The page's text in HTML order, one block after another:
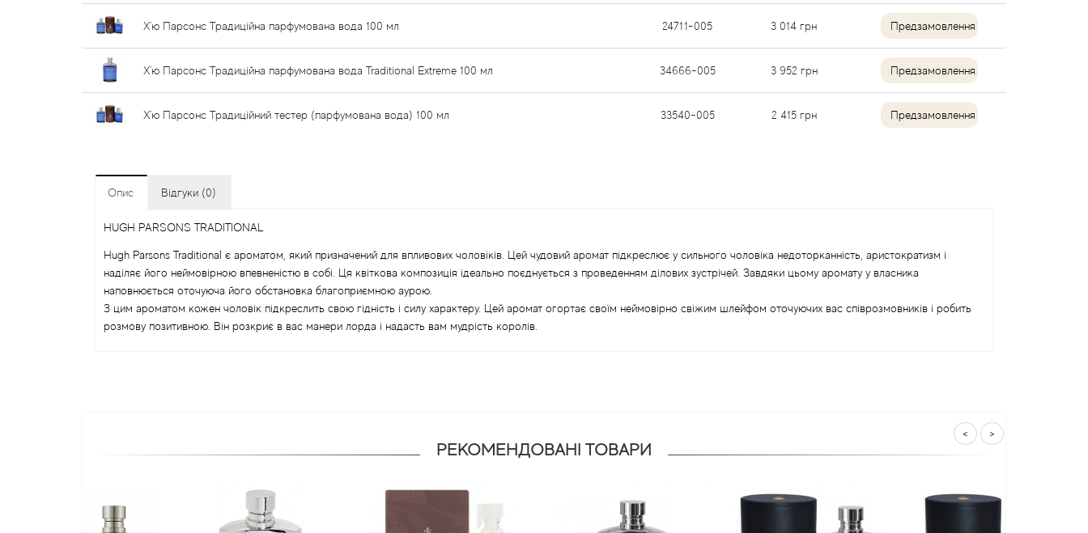
Х'ю Парсонс Традиційна парфумована вода 100 мл 24711-005 3 014 грн Предзамовлення
Х'ю Парсонс Традиційна парфумована вода Traditional Extreme 100 мл 34666-005 3 952 грн Предзамовлення
Х'ю Парсонс Традиційний тестер (парфумована вода) 100 мл 33540-005 2 415 грн Предзамовлення
Опис Відгуки (0)
HUGH PARSONS TRADITIONAL
Hugh Parsons Traditional є ароматом, який призначений для впливових чоловіків. Цей чудовий аромат підкреслює у сильного чоловіка недоторканність, аристократизм і
наділяє його неймовірною впевненістю в собі. Ця квіткова композиція ідеально поєднується з проведенням ділових зустрічей. Завдяки цьому аромату у власника
наповнюється оточуюча його обстановка благоприємною аурою.
З цим ароматом кожен чоловік підкреслить свою гідність і силу характеру. Цей аромат огортає своїм неймовірно свіжим шлейфом оточуючих вас співрозмовників і робить
розмову позитивною. Він розкриє в вас манери лорда і надасть вам мудрість королів.
РЕКОМЕНДОВАНІ ТОВАРИ
< >